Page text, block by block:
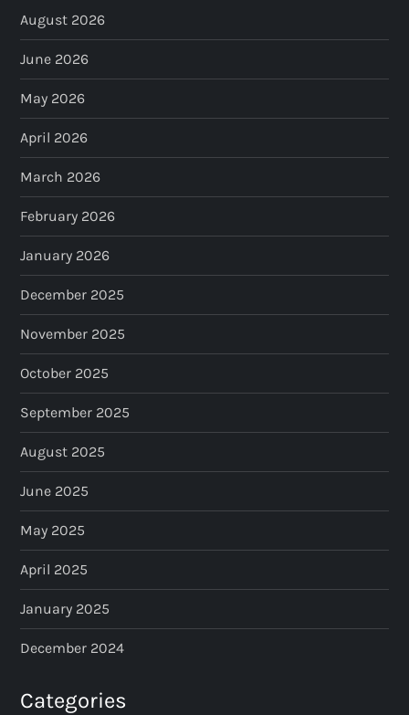
August 2026
June 2026
May 2026
April 2026
March 2026
February 2026
January 2026
December 2025
November 2025
October 2025
September 2025
August 2025
June 2025
May 2025
April 2025
January 2025
December 2024
Categories